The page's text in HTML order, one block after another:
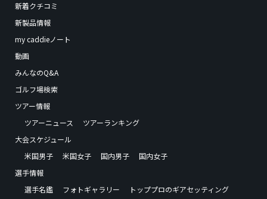
新着クチコミ
新製品情報
my caddieノート
動画
みんなのQ&A
ゴルフ場検索
ツアー情報
ツアーニュース
ツアーランキング
大会スケジュール
米国男子
米国女子 国内男子
国内女子
選手情報
選手名鑑
フォトギャラリー
トッププロのギアセッティング